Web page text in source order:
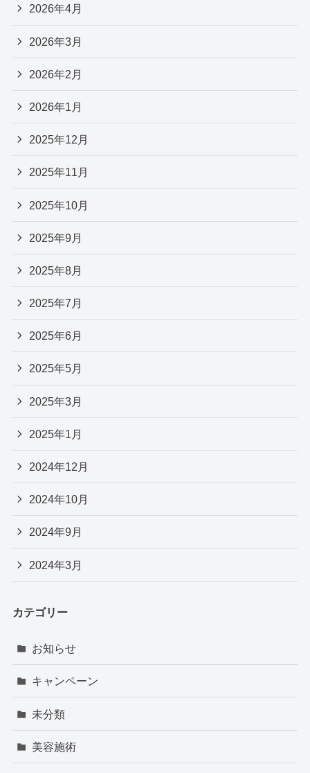
2026年4月
2026年3月
2026年2月
2026年1月
2025年12月
2025年11月
2025年10月
2025年9月
2025年8月
2025年7月
2025年6月
2025年5月
2025年3月
2025年1月
2024年12月
2024年10月
2024年9月
2024年3月
カテゴリー
お知らせ
キャンペーン
未分類
美容施術